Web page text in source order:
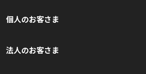
個人のお客さま
法人のお客さま